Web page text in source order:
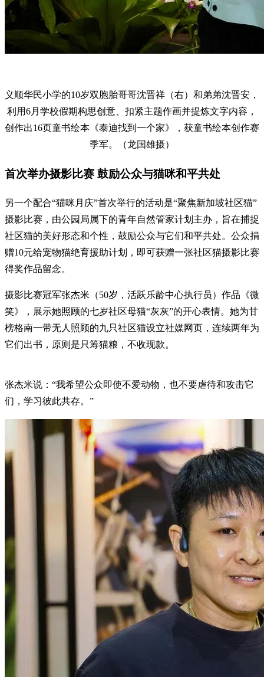
义顺华民小学的10岁双胞胎哥哥沈晋祥（右）和弟弟沈晋安，
利用6月学校假期构思创意、扣紧主题作画并提炼文字内容，
创作出16页童书绘本《泰迪找到一个家》，获童书绘本创作赛
季军。（龙国雄摄）
首次举办摄影比赛 鼓励公众与猫咪和平共处
另一个配合“猫咪月庆”首次举行的活动是“聚焦新加坡社区猫”
摄影比赛，由公园局属下的青年自然管家计划主办，旨在捕捉
社区猫的美好形态和个性，鼓励公众与它们和平共处。公众捐
赠10元给宠物猫绝育援助计划，即可获赠一张社区猫摄影比赛
得奖作品留念。
摄影比赛冠军张杰米（50岁，活跃乐龄中心执行员）作品《微
笑》，展示她照顾的七岁社区母猫“灰灰”的开心表情。她为甘
榜格南一带无人照顾的九只社区猫设立社媒网页，连续两年为
它们出书，原则是只筹猫粮，不收现款。
张杰米说：“我希望公众即使不爱动物，也不要虐待和攻击它
们，学习彼此共存。”